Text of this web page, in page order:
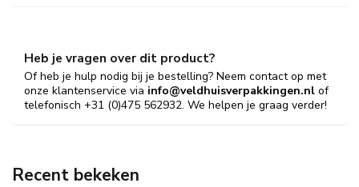
Heb je vragen over dit product?
Of heb je hulp nodig bij je bestelling? Neem contact op met
onze klantenservice via info@veldhuisverpakkingen.nl of
telefonisch +31 (0)475 562932. We helpen je graag verder!
Recent bekeken